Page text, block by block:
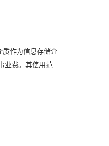
质作为信息存储介
业费。其使用范